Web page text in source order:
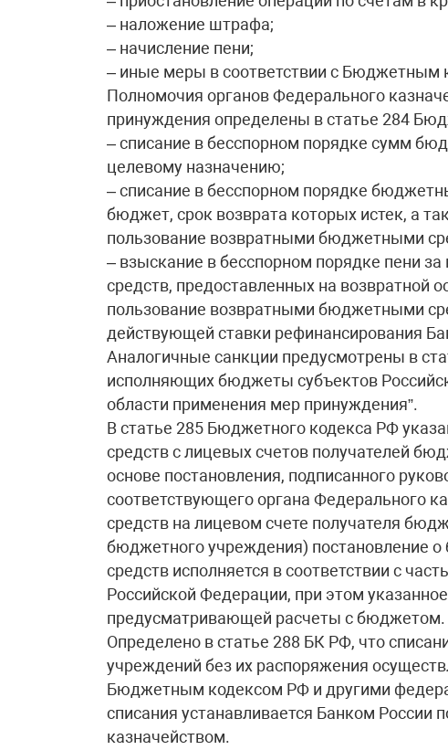
– наложение штрафа;
– начисление пени;
– иные меры в соответствии с
Полномочия органов Федерального
принуждения определены в статье 284
– списание в бесспорном порядке сумм
целевому назначению;
– списание в бесспорном порядке
бюджет, срок возврата которых истек, а
пользование возвратными бюджетными
– взыскание в бесспорном порядке пени
средств, предоставленных на возвратной
пользование возвратными бюджетными
действующей ставки рефинансирования
Аналогичные санкции предусмотрены в
исполняющих бюджеты субъектов
области применения мер принуждения”.
В статье 285 Бюджетного кодекса РФ
средств с лицевых счетов получателей
основе постановления, подписанного
соответствующего органа Федерального
средств на лицевом счете получателя
бюджетного учреждения) постановление
средств исполняется в соответствии с
Российской Федерации, при этом
предусматривающей расчеты с бюджетом.
Определено в статье 288 БК РФ, что
учреждений без их распоряжения
Бюджетным кодексом РФ и другими
списания устанавливается Банком
казначейством.